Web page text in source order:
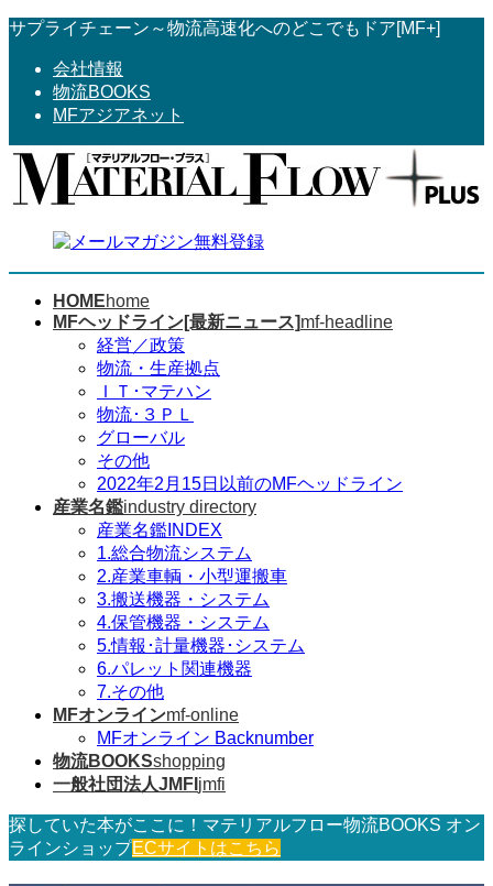
コ
へ
ス
ナ
ョ
ン
サプライチェーン～物流高速化へのどこでもドア[MF+]
会社情報
物流BOOKS
MFアジアネット
HOMEhome
MFヘッドライン[最新ニュース]mf-headline
経営／政策
物流・生産拠点
ＩＴ･マテハン
物流･３ＰＬ
グローバル
その他
2022年2月15日以前のMFヘッドライン
産業名鑑industry directory
産業名鑑INDEX
1.総合物流システム
2.産業車輌・小型運搬車
3.搬送機器・システム
4.保管機器・システム
5.情報･計量機器･システム
6.パレット関連機器
7.その他
MFオンラインmf-online
MFオンライン Backnumber
物流BOOKSshopping
一般社団法人JMFI jmfi
探していた本がここに！マテリアルフロー物流BOOKS オン
ラインショップECサイトはこちら